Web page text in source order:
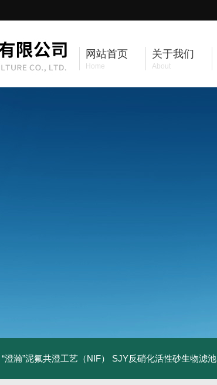
网站首页
Home
关于我们
About
“澄瀚”泥氟共澄工艺（NIF） SJY反硝化活性砂生物滤池